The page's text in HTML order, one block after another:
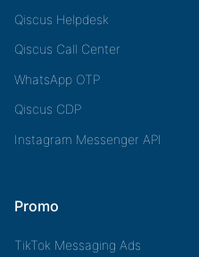
Qiscus Helpdesk
Qiscus Call Center
WhatsApp OTP
Qiscus CDP
Instagram Messenger API
Promo
TikTok Messaging Ads